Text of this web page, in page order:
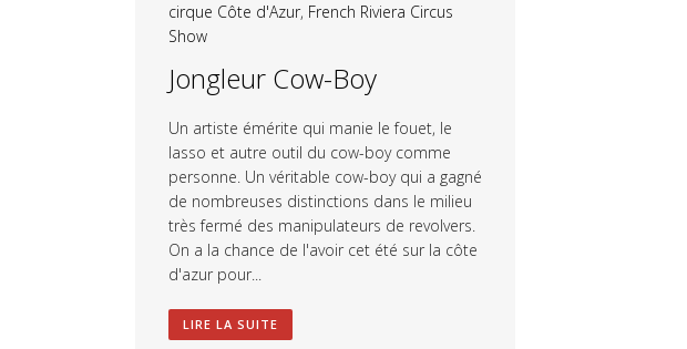
cirque Côte d'Azur, French Riviera Circus
Show
Jongleur Cow-Boy
Un artiste émérite qui manie le fouet, le
lasso et autre outil du cow-boy comme
personne. Un véritable cow-boy qui a gagné
de nombreuses distinctions dans le milieu
très fermé des manipulateurs de revolvers.
On a la chance de l'avoir cet été sur la côte
d'azur pour...
LIRE LA SUITE